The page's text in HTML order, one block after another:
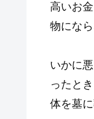
高いお
物にな
いかに
ったと
体を墓